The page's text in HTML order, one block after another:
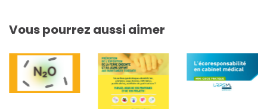
Vous pourrez aussi aimer